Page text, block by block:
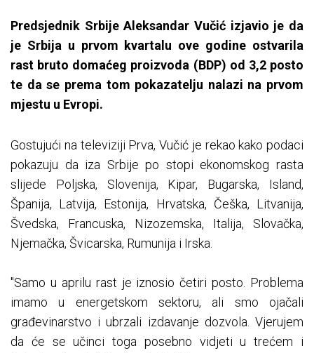
Predsjednik Srbije Aleksandar Vučić izjavio je da
je Srbija u prvom kvartalu ove godine ostvarila
rast bruto domaćeg proizvoda (BDP) od 3,2 posto
te da se prema tom pokazatelju nalazi na prvom
mjestu u Evropi.
Gostujući na televiziji Prva, Vučić je rekao kako podaci
pokazuju da iza Srbije po stopi ekonomskog rasta
slijede Poljska, Slovenija, Kipar, Bugarska, Island,
Španija, Latvija, Estonija, Hrvatska, Češka, Litvanija,
Švedska, Francuska, Nizozemska, Italija, Slovačka,
Njemačka, Švicarska, Rumunija i Irska.
"Samo u aprilu rast je iznosio četiri posto. Problema
imamo u energetskom sektoru, ali smo ojačali
građevinarstvo i ubrzali izdavanje dozvola. Vjerujem
da će se učinci toga posebno vidjeti u trećem i